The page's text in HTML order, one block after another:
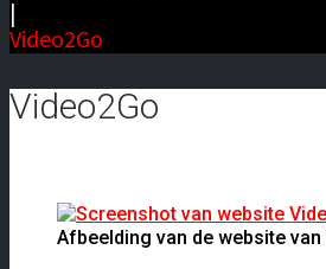
|
Video2Go
Video2Go
Afbeelding van de website van